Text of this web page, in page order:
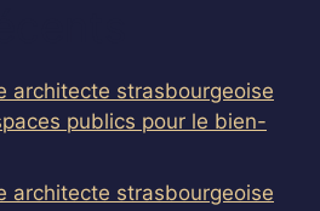
architecte strasbourgeoise
publics pour le bien-
architecte strasbourgeoise